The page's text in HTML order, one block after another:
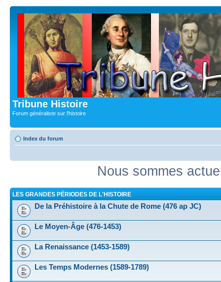
Tribune Histoire
Forum généraliste sur l'histoire
Index du forum
Nous sommes
LES GRANDES PÉRIODES DE L'HISTOIRE
De la Préhistoire à la Chute de Rome (476 ap JC)
Le Moyen-Âge (476-1453)
La Renaissance (1453-1589)
Les Temps Modernes (1589-1789)